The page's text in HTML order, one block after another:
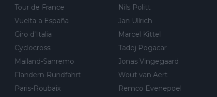
Tour de France
Vuelta a España
Giro d'Italia
Cyclocross
Mailand-Sanremo
Flandern-Rundfahrt
Paris-Roubaix
Nils Politt
Jan Ullrich
Marcel Kittel
Tadej Pogacar
Jonas Vingegaard
Wout van Aert
Remco Evenepoel